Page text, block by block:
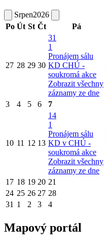
Srpen2026
Po Út St Čt Pá
27 28 29 30
31
1
Pronájem sálu
KD CHÚ -
soukromá akce
Zobrazit všechny
záznamy ze dne
3
4 5 6 7
10 11 12 13
14
1
Pronájem sálu
KD v CHÚ -
soukromá akce
Zobrazit všechny
záznamy ze dne
17 18 19 20 21
24 25 26 27 28
31 1 2 3 4
Mapový portál